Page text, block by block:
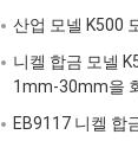
산업 모넬 K500
니켈 합금 모넬
1mm-30mm을
EB9117 니켈 합